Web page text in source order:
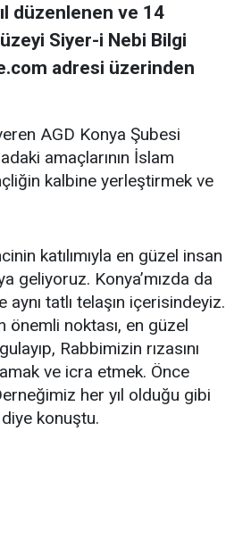
düzenlenen ve 14
Siyer-i Nebi Bilgi
adresi üzerinden
AGD Konya Şubesi
amaçlarının İslam
kalbine yerleştirmek ve
katılımıyla en güzel insan
geliyoruz. Konya’mızda da
tatlı telaşın içerisindeyiz.
önemli noktası, en güzel
Rabbimizin rızasını
ve icra etmek. Önce
her yıl olduğu gibi
diye konuştu.